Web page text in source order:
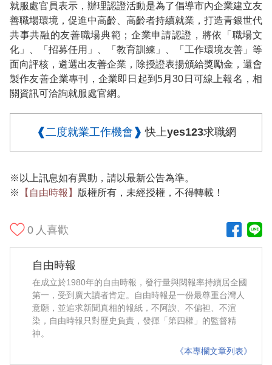
就服處官員表示，辦理認證活動是為了倡導市內企業建立友
善職場環境，促進中高齡、高齡者持續就業，打造青銀世代
共事共融的友善職場典範；企業申請認證，將依「職場文
化」、「招募任用」、「教育訓練」、「工作環境友善」等
面向評核，遴選出友善企業，除授證表揚頒給獎勵金，還會
製作友善企業專刊，企業即日起到5月30日可線上報名，相
關資訊可洽詢就服處官網。
❰二度就業工作機會❱ 快上yes123求職網
※以上訊息如有異動，請以最新公告為準。
※
【自由時報】 版權所有，未經授權，不得轉載！
0 人喜歡
自由時報
在成立於1980年的自由時報，發行量與閱報率持續居全國
第一，受到廣大讀者肯定。自由時報是一份最尊重台灣人
意願，並追求新聞真相的報紙，不阿諛、不偏袒、不渲
染，自由時報只對歷史負責，發揮「第四權」的監督精
神。
《本專欄文章列表》